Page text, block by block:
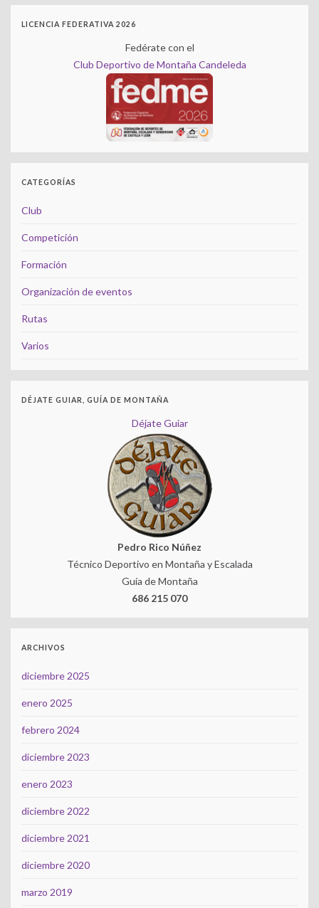
LICENCIA FEDERATIVA 2026
Fedérate con el
Club Deportivo de Montaña Candeleda
CATEGORÍAS
Club
Competición
Formación
Organización de eventos
Rutas
Varios
DÉJATE GUIAR, GUÍA DE MONTAÑA
Déjate Guiar
Pedro Rico Núñez
Técnico Deportivo en Montaña y Escalada
Guía de Montaña
686 215 070
ARCHIVOS
diciembre 2025
enero 2025
febrero 2024
diciembre 2023
enero 2023
diciembre 2022
diciembre 2021
diciembre 2020
marzo 2019